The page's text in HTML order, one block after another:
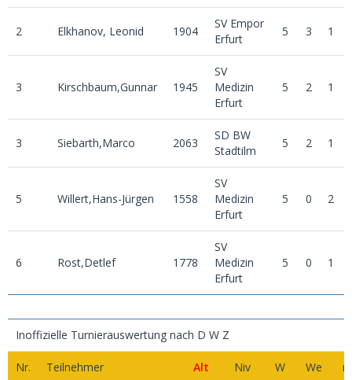
2 Elkhanov, Leonid 1904
SV Empor
Erfurt
5 3 1
3 Kirschbaum,Gunnar 1945
SV
Medizin
Erfurt
5 2 1
3 Siebarth,Marco 2063
SD BW
Stadtilm
5 2 1
5 Willert,Hans-Jürgen 1558
SV
Medizin
Erfurt
5 0 2
6 Rost,Detlef 1778
SV
Medizin
Erfurt
5 0 1
Inoffizielle Turnierauswertung nach D W Z
Nr. Teilnehmer Alt Niv W We n